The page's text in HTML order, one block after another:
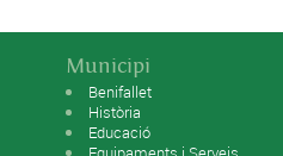
Municipi
Benifallet
Història
Educació